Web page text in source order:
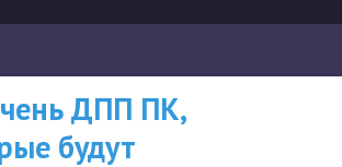
ВНИМАНИЮ
СЛУШАТЕЛЕЙ, У
ДПП ПК,
будут